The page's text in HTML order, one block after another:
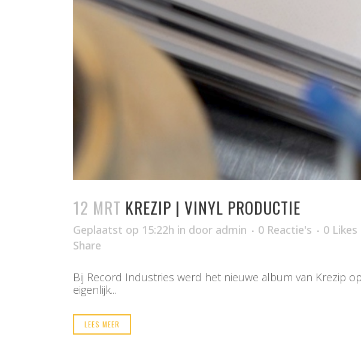
12 MRT KREZIP | VINYL PRODUCTIE
Geplaatst op 15:22h in door admin 0 Reactie's 0 Likes
Share
Bij Record Industries werd het nieuwe album van Krezip
eigenlijk...
LEES MEER